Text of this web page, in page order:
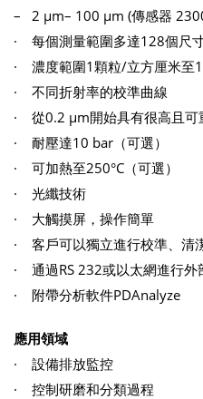
– 2 μm– 100 μm (傳感器
· 每個測量範圍多達128個尺
· 濃度範圍1顆粒/立方厘米至
· 不同折射率的校準曲線
· 從0.2 μm開始具有很高且可
· 耐壓達10 bar（可選）
· 可加熱至250°C（可選）
· 光纖技術
· 大觸摸屏，操作簡單
· 客戶可以獨立進行校準、清
· 通過RS 232或以太網進行外
· 附帶分析軟件PDAnalyze
應用領域
· 設備排放監控
· 控制研磨和分類過程